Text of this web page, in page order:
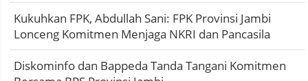
Kukuhkan FPK, Abdullah Sani: FPK Provinsi Jambi
Lonceng Komitmen Menjaga NKRI dan Pancasila
Diskominfo dan Bappeda Tanda Tangani Komitmen